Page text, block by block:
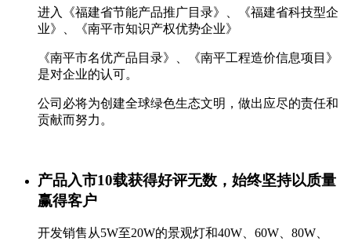
进入《福建省节能产品推广目录》、《福建省科技型企
业》、《南平市知识产权优势企业》
《南平市名优产品目录》、《南平工程造价信息项目》
是对企业的认可。
公司必将为创建全球绿色生态文明，做出应尽的责任和
贡献而努力。
产品入市10载获得好评无数，始终坚持以质量
赢得客户
开发销售从5W至20W的景观灯和40W、60W、80W、